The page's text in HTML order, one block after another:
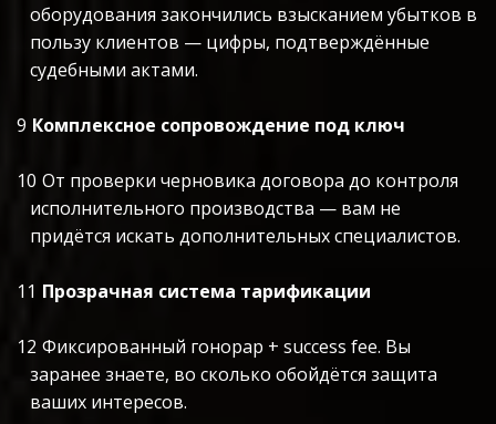
оборудования закончились взысканием убытков в
пользу клиентов — цифры, подтверждённые
судебными актами.
Комплексное сопровождение под ключ
От проверки черновика договора до контроля
исполнительного производства — вам не
придётся искать дополнительных специалистов.
Прозрачная система тарификации
Фиксированный гонорар + success fee. Вы
заранее знаете, во сколько обойдётся защита
ваших интересов.